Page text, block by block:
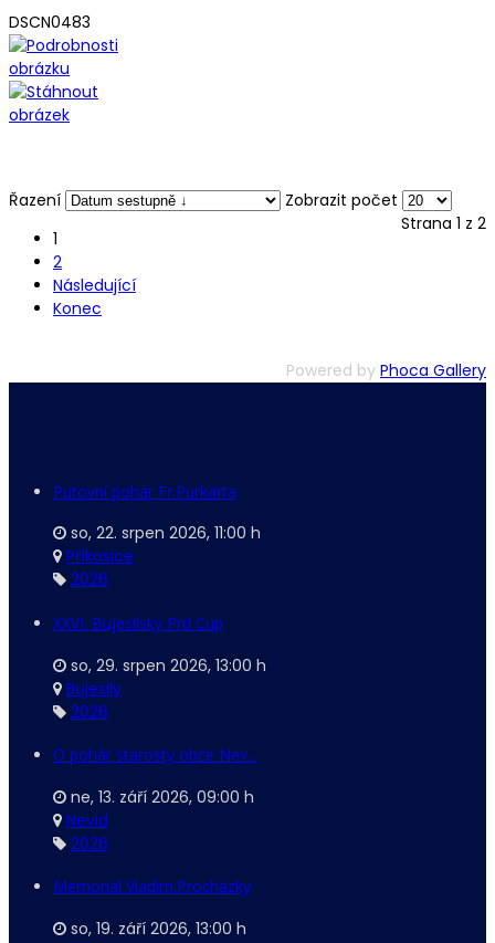
DSCN0483
Řazení
Zobrazit počet
Strana 1 z 2
1
2
Následující
Konec
Powered by Phoca Gallery
Putovní pohár Fr.Purkarta
so, 22. srpen 2026, 11:00 h
Příkosice
2026
XXVI. Bujesilský Prd Cup
so, 29. srpen 2026, 13:00 h
Bujesily
2026
O pohár starosty obce Nev...
ne, 13. září 2026, 09:00 h
Nevid
2026
Memoriál Vladim.Procházky
so, 19. září 2026, 13:00 h